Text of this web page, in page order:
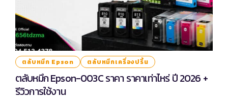
ตลับหมึก Epson ตลับหมึกเครื่องปริ้น
ตลับหมึก Epson-003C ราคา ราคาเท่าไหร่ ปี 2026 +
รีวิวการใช้งาน